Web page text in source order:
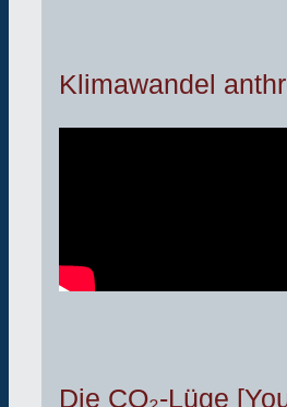
Klimawandel
Die CO₂-Lüge